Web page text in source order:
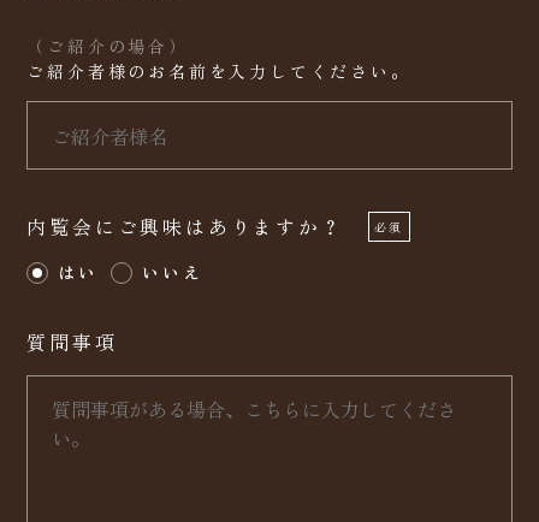
（ご紹介の場合）
ご紹介者様のお名前を入力してください。
内覧会にご興味はありますか？ 必須
はい いいえ
質問事項